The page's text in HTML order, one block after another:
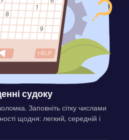
судоку
Заповніть сітку числами
щодня: легкий, середній і